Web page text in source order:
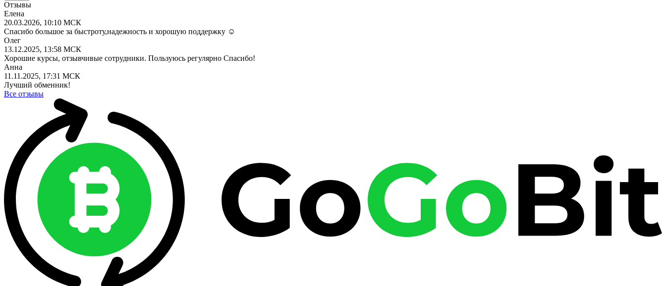
Отзывы
Елена
20.03.2026, 10:10 МСК
Спасибо большое за быстроту,надежность и хорошую поддержку ☺️
Олег
13.12.2025, 13:58 МСК
Хорошие курсы, отзывчивые сотрудники. Пользуюсь регулярно Спасибо!
Анна
11.11.2025, 17:31 МСК
Лучший обменник!
Все отзывы